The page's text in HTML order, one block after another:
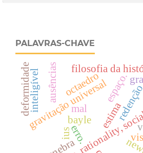
PALAVRAS-CHAVE
habermas, rationality,
mal
gravitação universalespaço.
filosofia da
erro.
bayle
octaedro
inteligível ausências
deformidade
ius
estima